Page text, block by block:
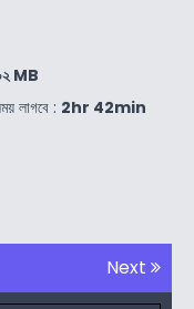
MB
লাগবে : 2hr 42min
Next